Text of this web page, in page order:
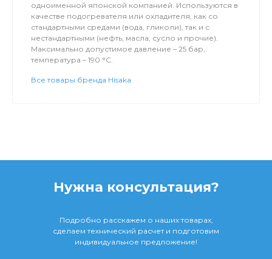
одноименной японской компанией. Используются в
качестве подогревателя или охладителя, как со
стандартными средами (вода, гликоли), так и с
нестандартными (нефть, масла, сусло и прочие).
Максимально допустимое давление – 25 бар,
температура – 190 °C.
Все товары бренда Hisaka
Нужна консультация?
Подробно расскажем о наших товарах,
сделаем технический расчет и подготовим
индивидуальное предложение!